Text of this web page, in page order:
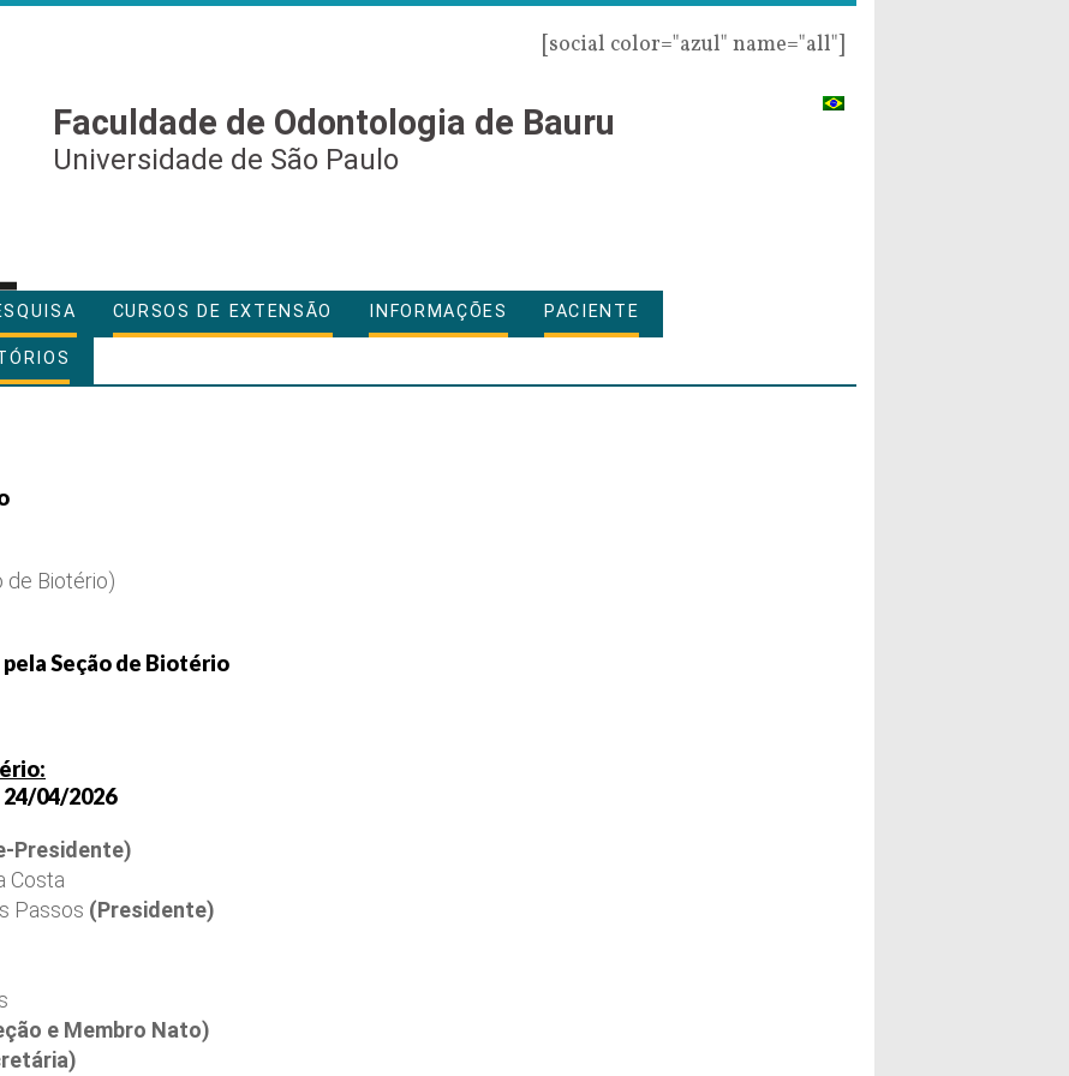
[social color="azul" name="all"]
Faculdade de Odontologia de Bauru
Universidade de São Paulo
CURSOS DE EXTENSÃO INFORMAÇÕES PACIENTE
de Biotério)
Seção de Biotério
24/04/2026
Presidente)
Costa
Passos (Presidente)
e Membro Nato)